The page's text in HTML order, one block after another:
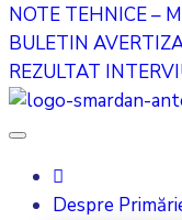
NOTE TEHNICE –
BULETIN
REZULTAT
Despre